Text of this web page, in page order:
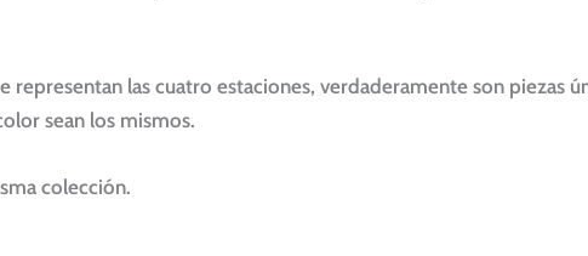
representan las cuatro estaciones, verdaderamente son piezas
sean los mismos.
colección.